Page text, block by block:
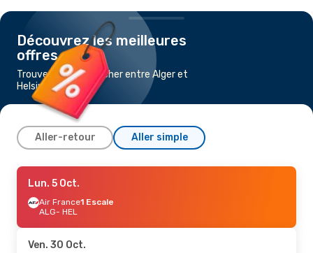
Découvrez les meilleures
offres
Trouvez un vol pas cher entre Alger et
Helsinki
Aller-retour Aller simple
Mer. 14 Oct.
Air France1 Escale
ALG- HEL
HEL- ALG
Lun. 5 Oct.
Air France1 Escale
ALG- HEL
Ven. 30 Oct.